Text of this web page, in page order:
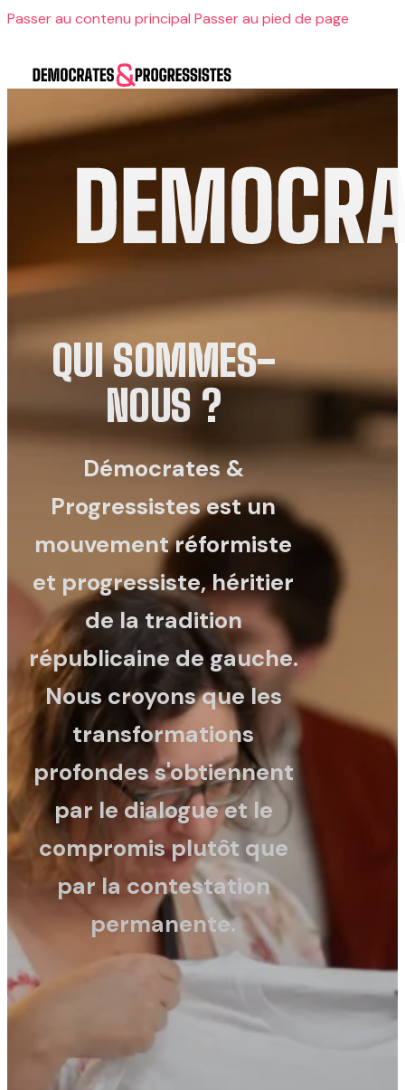
Passer au contenu principal Passer au pied de page
Le parti
Qui sommes-nous ?
Agir avec nous
Nos engagements
Le parti
Qui sommes-nous ?
Agir avec nous
Nos engagements
Contact
Rejoindre
QUI SOMMES-
NOUS ?
Démocrates &
Progressistes est un
mouvement réformiste
et progressiste, héritier
de la tradition
républicaine de gauche.
Nous croyons que les
transformations
profondes s'obtiennent
par le dialogue et le
compromis plutôt que
par la contestation
permanente.